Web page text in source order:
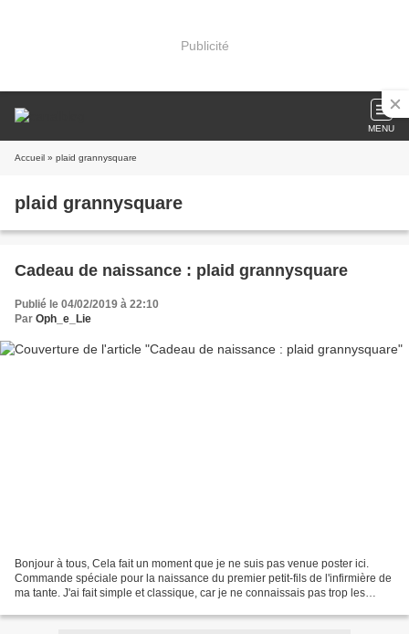
Publicité
MENU
Accueil » plaid grannysquare
plaid grannysquare
Cadeau de naissance : plaid grannysquare
Publié le 04/02/2019 à 22:10
Par Oph_e_Lie
Bonjour à tous, Cela fait un moment que je ne suis pas venue poster ici.
Commande spéciale pour la naissance du premier petit-fils de l'infirmière de
ma tante. J'ai fait simple et classique, car je ne connaissais pas trop les